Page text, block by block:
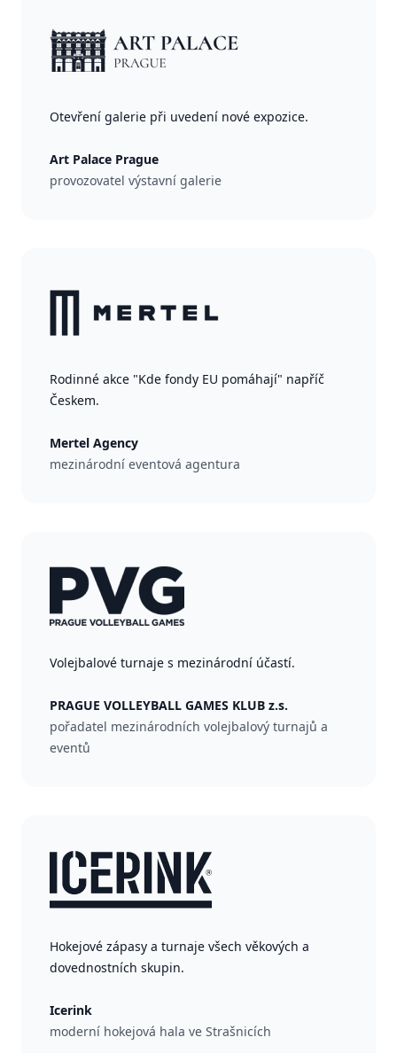
Otevření galerie při uvedení nové expozice.
Art Palace Prague
provozovatel výstavní galerie
Rodinné akce "Kde fondy EU pomáhají" napříč
Českem.
Mertel Agency
mezinárodní eventová agentura
Volejbalové turnaje s mezinárodní účastí.
PRAGUE VOLLEYBALL GAMES KLUB z.s.
pořadatel mezinárodních volejbalový turnajů a
eventů
Hokejové zápasy a turnaje všech věkových a
dovednostních skupin.
Icerink
moderní hokejová hala ve Strašnicích